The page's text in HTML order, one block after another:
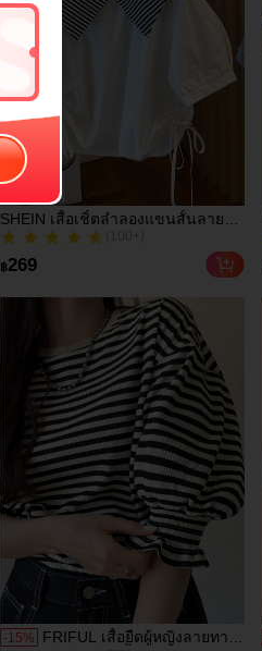
SHEIN เสื้อเชิ้ตลำลองแขนสั้นลาย
ทางปะต่อลายข้างรูดข้างสำหรับผู้
(100+)
100+ ขายแล้ว
100+ ขายแล้ว
฿269
-15%
FRIFUL เสื้อยืดผู้หญิงลายทาง
(500+)